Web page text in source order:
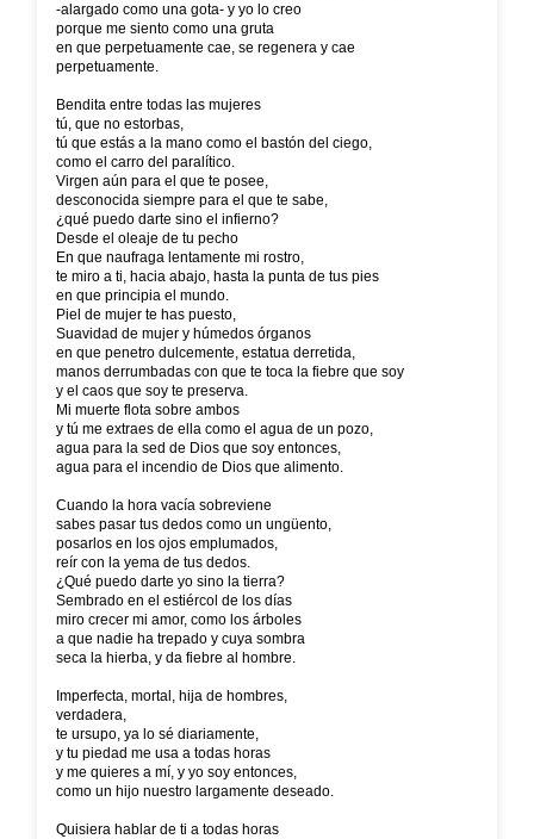
-alargado como una gota- y yo lo creo
porque me siento como una gruta
en que perpetuamente cae, se regenera y cae
perpetuamente.
Bendita entre todas las mujeres
tú, que no estorbas,
tú que estás a la mano como el bastón del ciego,
como el carro del paralítico.
Virgen aún para el que te posee,
desconocida siempre para el que te sabe,
¿qué puedo darte sino el infierno?
Desde el oleaje de tu pecho
En que naufraga lentamente mi rostro,
te miro a ti, hacia abajo, hasta la punta de tus pies
en que principia el mundo.
Piel de mujer te has puesto,
Suavidad de mujer y húmedos órganos
en que penetro dulcemente, estatua derretida,
manos derrumbadas con que te toca la fiebre que soy
y el caos que soy te preserva.
Mi muerte flota sobre ambos
y tú me extraes de ella como el agua de un pozo,
agua para la sed de Dios que soy entonces,
agua para el incendio de Dios que alimento.
Cuando la hora vacía sobreviene
sabes pasar tus dedos como un ungüento,
posarlos en los ojos emplumados,
reír con la yema de tus dedos.
¿Qué puedo darte yo sino la tierra?
Sembrado en el estiércol de los días
miro crecer mi amor, como los árboles
a que nadie ha trepado y cuya sombra
seca la hierba, y da fiebre al hombre.
Imperfecta, mortal, hija de hombres,
verdadera,
te ursupo, ya lo sé diariamente,
y tu piedad me usa a todas horas
y me quieres a mí, y yo soy entonces,
como un hijo nuestro largamente deseado.
Quisiera hablar de ti a todas horas